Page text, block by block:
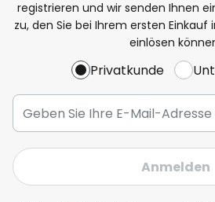
registrieren und wir senden Ihnen
zu, den Sie bei Ihrem ersten
einlösen
Privatkunde
Anmelden